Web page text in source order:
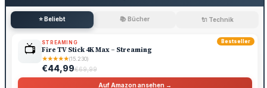
⭐ Beliebt 📚 Bücher 🔌 Technik
Bestseller
📺 STREAMING
Fire TV Stick 4K Max – Streaming
★★★★★(15.230)
€44,99€69,99
Auf Amazon ansehen →